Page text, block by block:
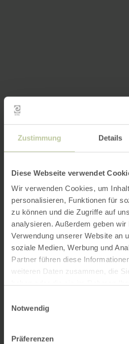
Zustimmung Details
Diese Webseite verwendet
Wir verwenden Cookies, um
personalisieren, Funktionen für
zu können und die Zugriffe auf
analysieren. Außerdem geben
Verwendung unserer Website an
soziale Medien, Werbung und
Partner führen diese
weiteren Daten zusammen, die
Notwendig
Präferenzen